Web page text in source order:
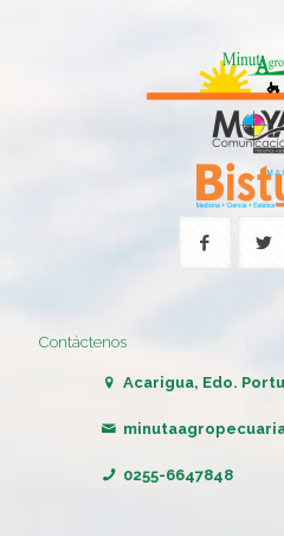
Contáctenos
Acarigua, Edo.
0255-6647848